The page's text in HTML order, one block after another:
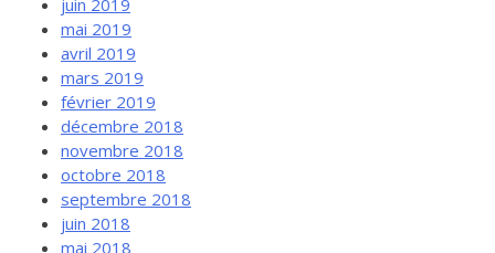
juin 2019
mai 2019
avril 2019
mars 2019
février 2019
décembre 2018
novembre 2018
octobre 2018
septembre 2018
juin 2018
mai 2018